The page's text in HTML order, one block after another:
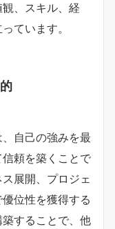
、スキル、経
ています。
自己の強みを最
頼を築くことで
展開、プロジェ
位性を獲得する
することで、他